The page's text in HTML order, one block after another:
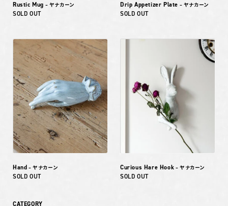
Rustic Mug – ヤナカーン
SOLD OUT
Drip Appetizer Plate – ヤナカーン
SOLD OUT
Hand – ヤナカーン
SOLD OUT
Curious Hare Hook – ヤナカーン
SOLD OUT
CATEGORY